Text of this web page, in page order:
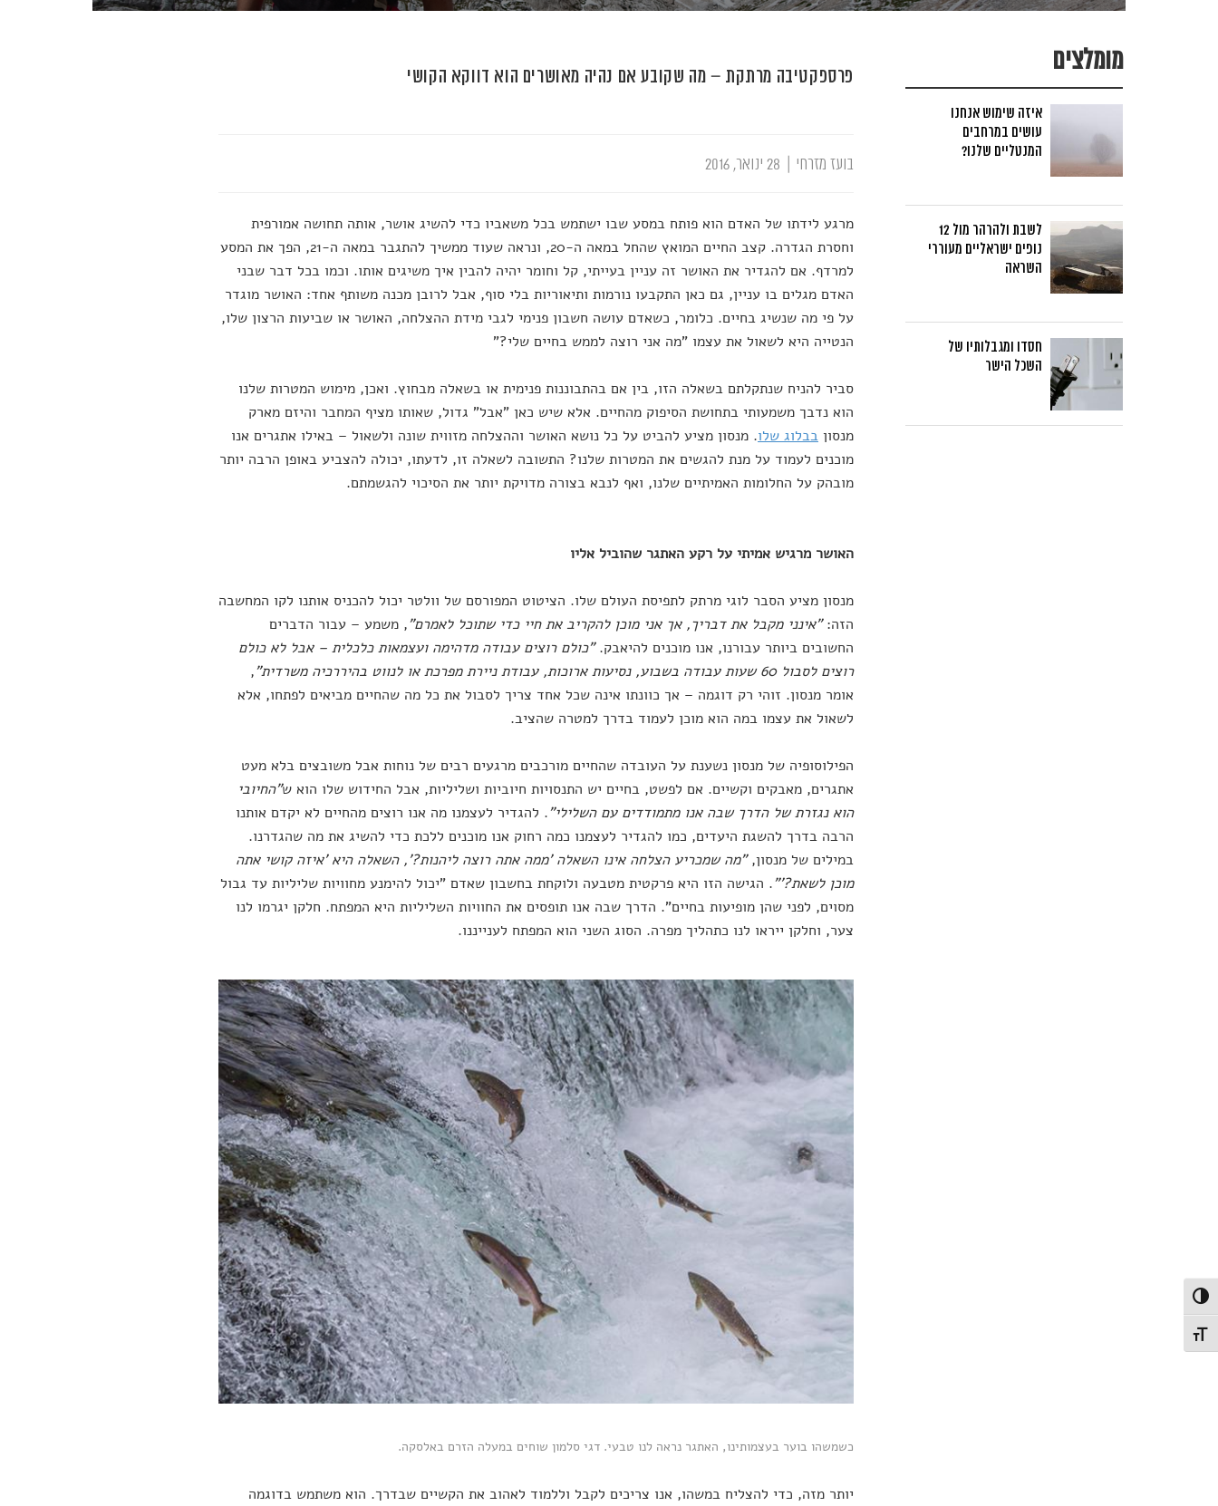
הפעל/כבה ניגודיות גבוהה
מתג גודל גופן
פרספקטיבה מרתקת – מה שקובע אם נהיה מאושרים הוא דווקא הקושי
בועז מזרחי
מרגע לידתו של האדם הוא פותח במסע שבו ישתמש בכל משאביו כדי להשיג אושר, אותה תחושה אמורפית
וחסרת הגדרה. קצב החיים המואץ שהחל במאה ה-20, ונראה שעוד ממשיך להתגבר במאה ה-21, הפך את המסע
למרדף. אם להגדיר את האושר זה עניין בעייתי, קל וחומר יהיה להבין איך משיגים אותו. וכמו בכל דבר שבני
האדם מגלים בו עניין, גם כאן התקבעו נורמות ותיאוריות בלי סוף, אבל לרובן מכנה משותף אחד: האושר מוגדר
על פי מה שנשיג בחיים. כלומר, כשאדם עושה חשבון פנימי לגבי מידת ההצלחה, האושר או שביעות הרצון שלו,
הנטייה היא לשאול את עצמו "מה אני רוצה לממש בחיים שלי?"
סביר להניח שנתקלתם בשאלה הזו, בין אם בהתבוננות פנימית או בשאלה מבחוץ. ואכן, מימוש המטרות שלנו
הוא נדבך משמעותי בתחושת הסיפוק מהחיים. אלא שיש כאן "אבל" גדול, שאותו מציף המחבר והיזם מארק
מנסון בבלוג שלו. מנסון מציע להביט על כל נושא האושר וההצלחה מזווית שונה ולשאול – באילו אתגרים אנו
מוכנים לעמוד על מנת להגשים את המטרות שלנו? התשובה לשאלה זו, לדעתו, יכולה להצביע באופן הרבה יותר
מובהק על החלומות האמיתיים שלנו, ואף לנבא בצורה מדויקת יותר את הסיכוי להגשמתם.
האושר מרגיש אמיתי על רקע האתגר שהוביל אליו
מנסון מציע הסבר לוגי מרתק לתפיסת העולם שלו. הציטוט המפורסם של וולטר יכול להכניס אותנו לקו המחשבה
הזה:"אינני מקבל את דבריך, אך אני מוכן להקריב את חיי כדי שתוכל לאמרם", משמע – עבור הדברים
החשובים ביותר עבורנו, אנו מוכנים להיאבק."כולם רוצים עבודה מדהימה ועצמאות כלכלית – אבל לא כולם
רוצים לסבול 60 שעות עבודה בשבוע, נסיעות ארוכות, עבודת ניירת מפרכת או לנווט בהיררכיה משרדית"
,
אומר מנסון. זוהי רק דוגמה – אך כוונתו אינה שכל אחד צריך לסבול את כל מה שהחיים מביאים לפתחו, אלא
לשאול את עצמו במה הוא מוכן לעמוד בדרך למטרה שהציב.
הפילוסופיה של מנסון נשענת על העובדה שהחיים מורכבים מרגעים רבים של נוחות אבל משובצים בלא מעט
אתגרים, מאבקים וקשיים. אם לפשט, בחיים יש התנסויות חיוביות ושליליות, אבל החידוש שלו הוא ש"החיובי
הוא נגזרת של הדרך שבה אנו מתמודדים עם השלילי". להגדיר לעצמנו מה אנו רוצים מהחיים לא יקדם אותנו
הרבה בדרך להשגת היעדים, כמו להגדיר לעצמנו כמה רחוק אנו מוכנים ללכת כדי להשיג את מה שהגדרנו.
במילים של מנסון,"מה שמכריע הצלחה אינו השאלה 'ממה אתה רוצה ליהנות?', השאלה היא 'איזה קושי אתה
מוכן לשאת?'". הגישה הזו היא פרקטית מטבעה ולוקחת בחשבון שאדם "יכול להימנע מחוויות שליליות עד גבול
מסוים, לפני שהן מופיעות בחיים". הדרך שבה אנו תופסים את החוויות השליליות היא המפתח. חלקן יגרמו לנו
צער, וחלקן ייראו לנו כתהליך מפרה. הסוג השני הוא המפתח לענייננו.
כשמשהו בוער בעצמותינו, האתגר נראה לנו טבעי. דגי סלמון שוחים במעלה הזרם באלסקה.
יותר מזה, כדי להצליח במשהו, אנו צריכים לקבל וללמוד לאהוב את הקשיים שבדרך. הוא משתמש בדוגמה
מומלצים
איזה שימוש אנחנו
עושים במרחבים
המנטליים שלנו?
לשבת ולהרהר מול 12
נופים ישראליים מעוררי
השראה
חסדו ומגבלותיו של
השכל הישר